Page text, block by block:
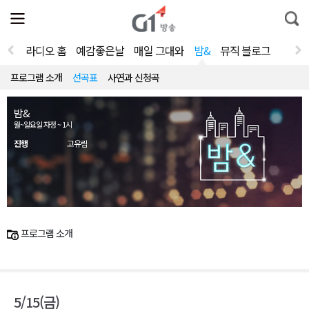
전
체
뉴
열
통
합
라디오 홈 예감좋은날 매일 그대와 밤& 뮤직 블로그
프로그램 소개 선곡표 사연과 신청곡
밤&
월~일요일 자정 ~ 1시
진행 고유림
프로그램 소개
5/15(금)